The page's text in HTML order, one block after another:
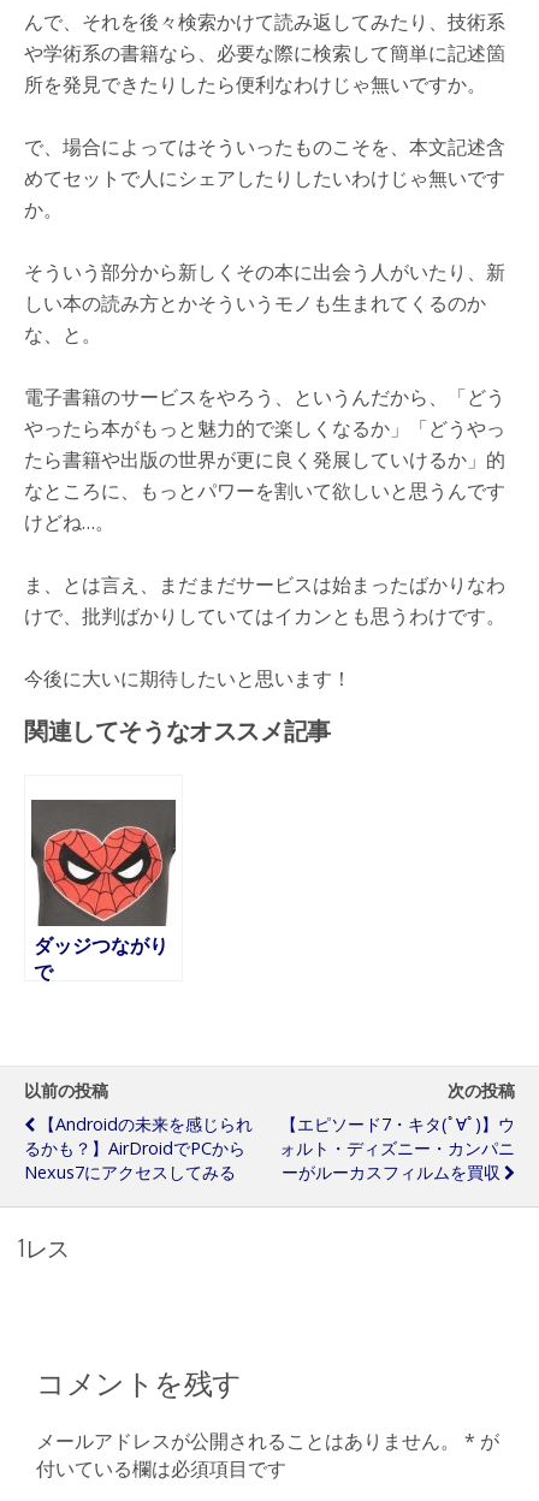
んで、それを後々検索かけて読み返してみたり、技術系
や学術系の書籍なら、必要な際に検索して簡単に記述箇
所を発見できたりしたら便利なわけじゃ無いですか。
で、場合によってはそういったものこそを、本文記述含
めてセットで人にシェアしたりしたいわけじゃ無いです
か。
そういう部分から新しくその本に出会う人がいたり、新
しい本の読み方とかそういうモノも生まれてくるのか
な、と。
電子書籍のサービスをやろう、というんだから、「どう
やったら本がもっと魅力的で楽しくなるか」「どうやっ
たら書籍や出版の世界が更に良く発展していけるか」的
なところに、もっとパワーを割いて欲しいと思うんです
けどね…。
ま、とは言え、まだまだサービスは始まったばかりなわ
けで、批判ばかりしていてはイカンとも思うわけです。
今後に大いに期待したいと思います！
関連してそうなオススメ記事
ダッジつながり
で
以前の投稿
【Androidの未来を感じられ
るかも？】AirDroidでPCから
Nexus7にアクセスしてみる
次の投稿
【エピソード7・キタ(ﾟ∀ﾟ)】ウ
ォルト・ディズニー・カンパニ
ーがルーカスフィルムを買収
1レス
コメントを残す
メールアドレスが公開されることはありません。 * が
付いている欄は必須項目です